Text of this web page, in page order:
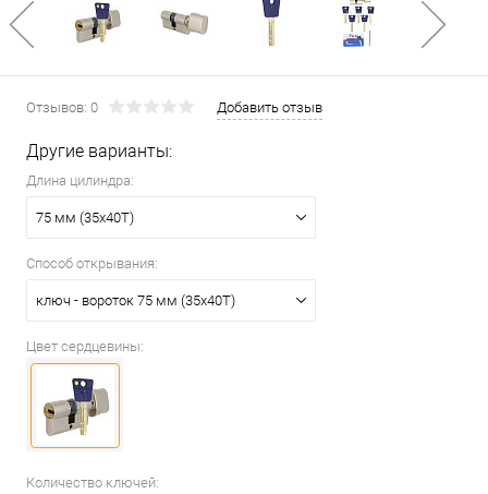
Отзывов: 0 Добавить отзыв
Другие варианты:
Длина цилиндра:
75 мм (35x40T)
Способ открывания:
ключ - вороток 75 мм (35x40T)
Цвет сердцевины:
Количество ключей: